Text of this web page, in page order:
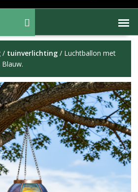
/ tuinverlichting/ Luchtballon met